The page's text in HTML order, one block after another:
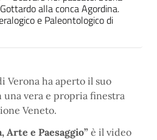
alla conca Agordina.
e Paleontologico di
Verona ha aperto il suo
una vera e propria finestra
Veneto.
Arte e Paesaggio” è il video